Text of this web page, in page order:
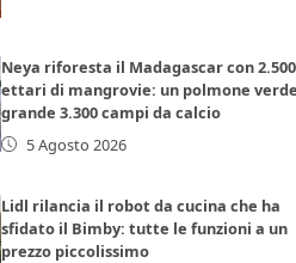
Neya riforesta il Madagascar con 2.500
ettari di mangrovie: un polmone verde
grande 3.300 campi da calcio
5 Agosto 2026
Lidl rilancia il robot da cucina che ha
sfidato il Bimby: tutte le funzioni a un
prezzo piccolissimo